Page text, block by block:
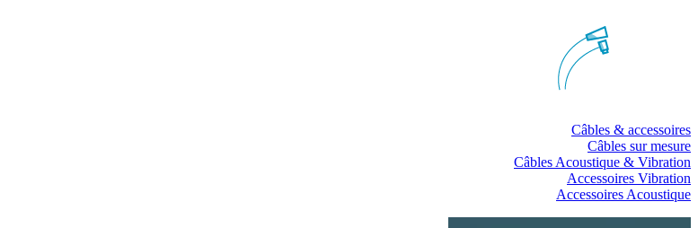
Câbles & accessoires
Câbles sur mesure
Câbles Acoustique & Vibration
Accessoires Vibration
Accessoires Acoustique